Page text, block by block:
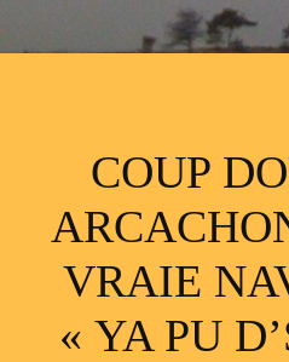
COUP
VRAIE
« YA PU